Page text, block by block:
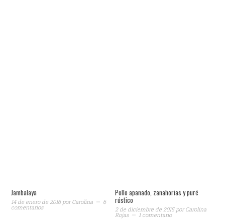
Jambalaya
14 de enero de 2016porCarolina 6
comentarios
Pollo apanado, zanahorias y puré
rústico
2 de diciembre de 2015porCarolina
Rojas 1 comentario